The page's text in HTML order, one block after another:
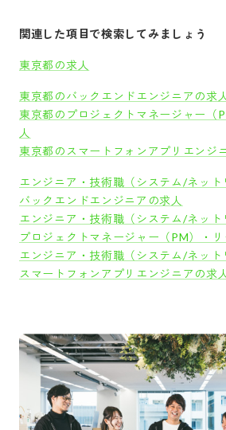
関連した項目で検索してみましょう
東京都の求人
東京都のバックエンドエンジニアの求人
東京都のプロジェクトマネージャー（
人
東京都のスマートフォンアプリエンジ
エンジニア・技術職（システム/ネット
バックエンドエンジニアの求人
エンジニア・技術職（システム/ネット
プロジェクトマネージャー（PM）・リ
エンジニア・技術職（システム/ネット
スマートフォンアプリエンジニアの求人